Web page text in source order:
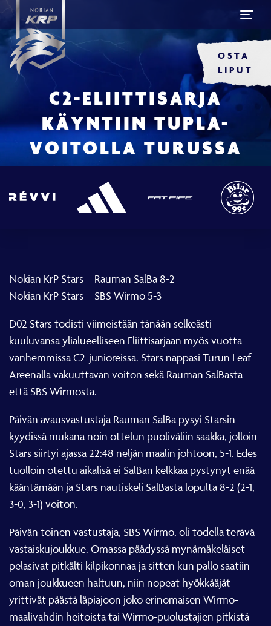
OSTA
LIPUT
C2-ELIITTISARJA
KÄYNTIIN TUPLA-
VOITOLLA TURUSSA
Nokian KrP Stars – Rauman SalBa 8-2
Nokian KrP Stars – SBS Wirmo 5-3
D02 Stars todisti viimeistään tänään selkeästi
kuuluvansa ylialueelliseen Eliittisarjaan myös vuotta
vanhemmissa C2-junioreissa. Stars nappasi Turun Leaf
Areenalla vakuuttavan voiton sekä Rauman SalBasta
että SBS Wirmosta.
Päivän avausvastustaja Rauman SalBa pysyi Starsin
kyydissä mukana noin ottelun puoliväliin saakka, jolloin
Stars siirtyi ajassa 22:48 neljän maalin johtoon, 5-1. Edes
tuolloin otettu aikalisä ei SalBan kelkkaa pystynyt enää
kääntämään ja Stars nautiskeli SalBasta lopulta 8-2 (2-1,
3-0, 3-1) voiton.
Päivän toinen vastustaja, SBS Wirmo, oli todella terävä
vastaiskujoukkue. Omassa päädyssä mynämäkeläiset
pelasivat pitkälti kilpikonnaa ja sitten kun pallo saatiin
oman joukkueen haltuun, niin nopeat hyökkääjät
yrittivät päästä läpiajoon joko erinomaisen Wirmo-
maalivahdin heitoista tai Wirmo-puolustajien pitkistä